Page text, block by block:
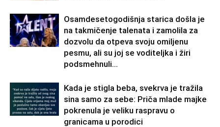
Osamdesetogodišnja starica došla je
na takmičenje talenata i zamolila za
dozvolu da otpeva svoju omiljenu
pesmu, ali su joj se voditeljka i žiri
podsmehnuli...
Kada je stigla beba, svekrva je tražila
sina samo za sebe: Priča mlade majke
pokrenula je veliku raspravu o
granicama u porodici